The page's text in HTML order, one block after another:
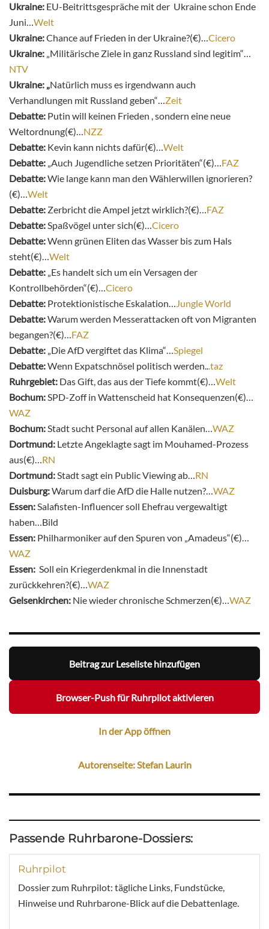
Ukraine: EU-Beitrittsgespräche mit der Ukraine schon Ende
Juni…Welt
Ukraine:Chance auf Frieden in der Ukraine?(€)…Cicero
Ukraine: „Militärische Ziele in ganz Russland sind legitim“…
NTV
Ukraine: „Natürlich muss es irgendwann auch
Verhandlungen mit Russland geben“…Zeit
Debatte: Putin will keinen Frieden , sondern eine neue
Weltordnung(€)…NZZ
Debatte: Kevin kann nichts dafür(€)…Welt
Debatte: „Auch Jugendliche setzen Prioritäten“(€)…FAZ
Debatte:Wie lange kann man den Wählerwillen ignorieren?
(€)…Welt
Debatte: Zerbricht die Ampel jetzt wirklich?(€)…FAZ
Debatte:Spaßvögel unter sich(€)…Cicero
Debatte:Wenn grünen Eliten das Wasser bis zum Hals
steht(€)…Welt
Debatte: „Es handelt sich um ein Versagen der
Kontrollbehörden“(€)…Cicero
Debatte: Protektionistische Eskalation…Jungle World
Debatte:Warum werden Messerattacken oft von Migranten
begangen?(€)…FAZ
Debatte: „Die AfD vergiftet das Klima“…Spiegel
Debatte:Wenn Expatschnösel politisch werden...taz
Ruhrgebiet: Das Gift, das aus der Tiefe kommt(€)…Welt
Bochum:SPD-Zoff in Wattenscheid hat Konsequenzen(€)…
WAZ
Bochum:Stadt sucht Personal auf allen Kanälen…WAZ
Dortmund: Letzte Angeklagte sagt im Mouhamed-Prozess
aus(€)…RN
Dortmund:Stadt sagt ein Public Viewing ab…RN
Duisburg:Warum darf die AfD die Halle nutzen?…WAZ
Essen:Salafisten-Influencer soll Ehefrau vergewaltigt
haben…Bild
Essen: Philharmoniker auf den Spuren von „Amadeus“(€)…
WAZ
Essen: Soll ein Kriegerdenkmal in die Innenstadt
zurückkehren?(€)…WAZ
Gelsenkirchen: Nie wieder chronische Schmerzen(€)…WAZ
Beitrag zur Leseliste hinzufügen
Browser-Push für Ruhrpilot aktivieren
In der App öffnen
Autorenseite: Stefan Laurin
Passende Ruhrbarone-Dossiers:
Ruhrpilot
Dossier zum Ruhrpilot: tägliche Links, Fundstücke,
Hinweise und Ruhrbarone-Blick auf die Debattenlage.